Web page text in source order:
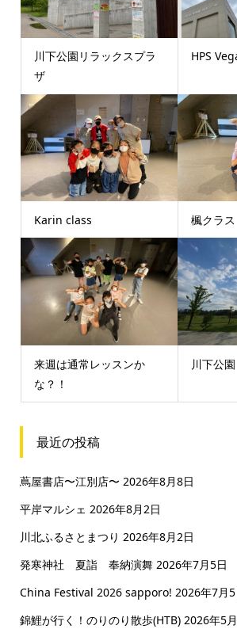
川下公園リラックスプラ
ザ
HPS
Karin class 楓クラス
来週は通常レッスンか
な？！
川下公園
最近の投稿
蔦屋書店〜江別店〜 2026年8月8日
平岸マルシェ 2026年8月2日
川北ふるさとまつり 2026年8月2日
発寒神社 夏詣 奉納演舞 2026年7月5日
China Festival 2026 sapporo! 2026年7月5
錦鯉が行く！のりのり散歩(HTB) 2026年5